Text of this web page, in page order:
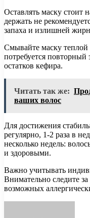
Оставлять маску стоит
держать не
запаха и излишней
Смывайте маску
потребуется повторный
остатков кефира.
Читать так же:
ваших волос
Для достижения
регулярно, 1-2 раза в
несколько недель:
и здоровыми.
Важно учитывать
Внимательно следите
возможных